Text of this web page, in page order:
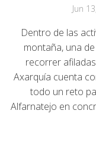
Jun
Dentro de las
montaña, una
recorrer
Axarquía cuenta
todo un reto
Alfarnatejo en